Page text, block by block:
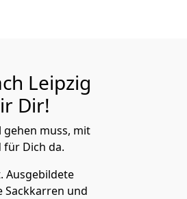
Leipzig
Dir!
gehen muss, mit
für Dich da.
Ausgebildete
Sackkarren und